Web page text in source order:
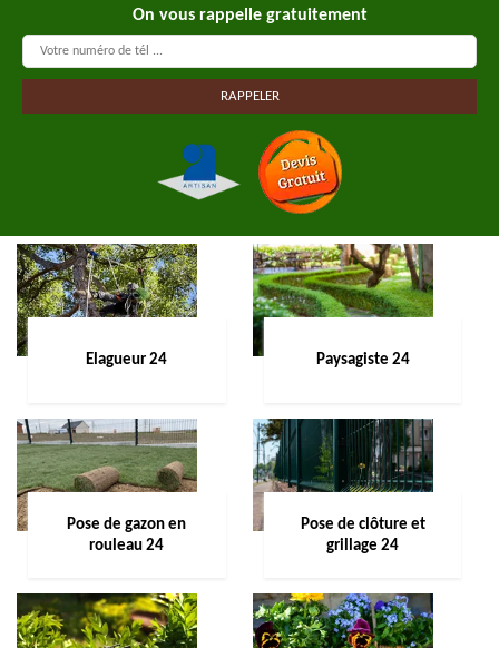
On vous rappelle gratuitement
Elagueur 24 Paysagiste 24
Pose de gazon en
rouleau 24
Pose de clôture et
grillage 24